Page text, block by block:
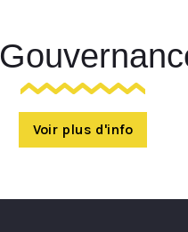
Voir plus d'info